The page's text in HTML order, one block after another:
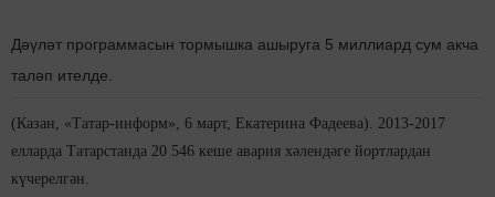
Дәүләт программасын тормышка ашыруга 5 миллиард сум акча
таләп ителде.
(Казан, «Татар-информ», 6 март, Екатерина Фадеева). 2013-2017
елларда Татарстанда 20 546 кеше авария хәлендәге йортлардан
күчерелгән.